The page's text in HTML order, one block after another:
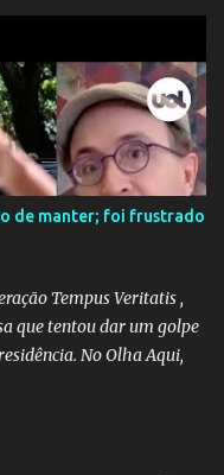
de manter; foi frustrado
Tempus Veritatis ,
que tentou dar um golpe
No Olha Aqui,